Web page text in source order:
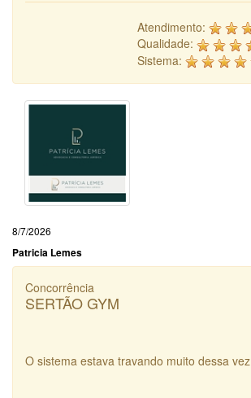
Atendimento:
Qualidade:
Sistema:
8/7/2026
Patricia Lemes
Concorrência
SERTÃO GYM
O sistema estava travando muito dessa vez